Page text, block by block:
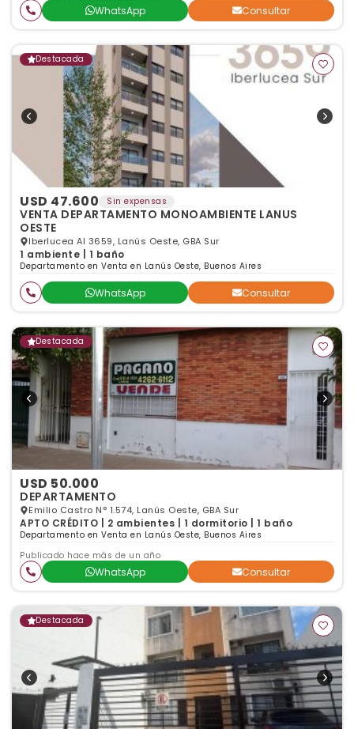
WhatsApp Consultar
Destacada
USD 47.600 Sin expensas
VENTA DEPARTAMENTO MONOAMBIENTE LANUS
OESTE
Iberlucea Al 3659, Lanús Oeste, GBA Sur
1 ambiente | 1 baño
Departamento en Venta en Lanús Oeste, Buenos Aires
WhatsApp Consultar
Destacada
USD 50.000
DEPARTAMENTO
Emilio Castro N° 1.574, Lanús Oeste, GBA Sur
APTO CRÉDITO | 2 ambientes | 1 dormitorio | 1 baño
Departamento en Venta en Lanús Oeste, Buenos Aires
Publicado hace más de un año
WhatsApp Consultar
Destacada